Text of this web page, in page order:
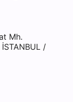
Mh.
/